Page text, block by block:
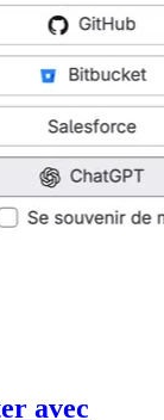
avec